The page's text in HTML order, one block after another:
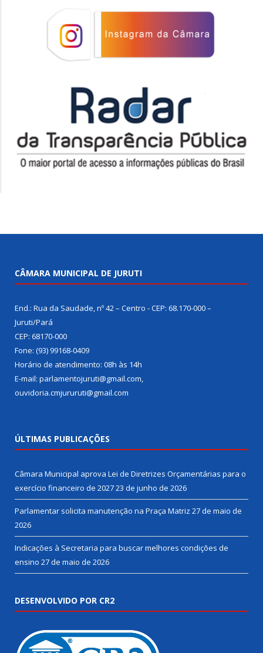
CÂMARA MUNICIPAL DE JURUTI
End.: Rua da Saudade, nº 42 – Centro - CEP: 68.170-000 –
Juruti/Pará
CEP: 68170-000
Fone: (93) 99168-0409
Horário de atendimento: 08h às 14h
E-mail: parlamentojuruti@gmail.com,
ouvidoria.cmjururuti@gmail.com
ÚLTIMAS PUBLICAÇÕES
Câmara Municipal aprova Lei de Diretrizes Orçamentárias para o
exercício financeiro de 202723 de junho de 2026
Parlamentar solicita manutenção na Praça Matriz 27 de maio de
2026
Indicações à Secretaria para buscar melhores condições de
ensino 27 de maio de 2026
DESENVOLVIDO POR CR2